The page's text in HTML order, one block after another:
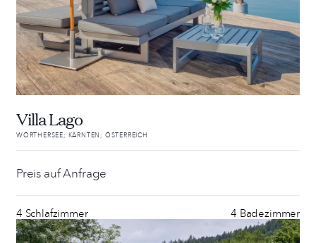
Villa Lago
WÖRTHERSEE; KÄRNTEN; ÖSTERREICH
Preis auf Anfrage
4 Schlafzimmer 4 Badezimmer